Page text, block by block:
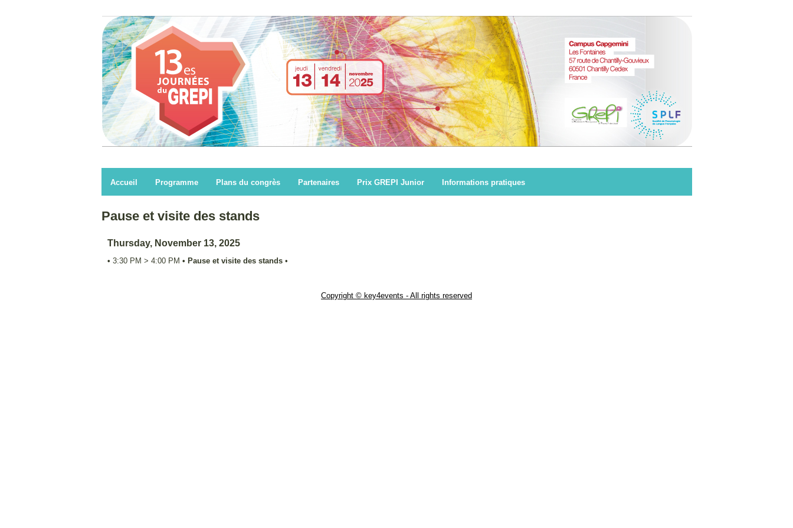
Accueil Programme Plans du congrès Partenaires Prix GREPI Junior Informations pratiques
Pause et visite des stands
Thursday, November 13, 2025
• 3:30 PM > 4:00 PM • Pause et visite des stands •
Copyright © key4events - All rights reserved